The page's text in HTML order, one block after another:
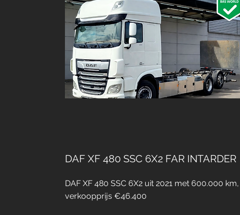
DAF XF 480 SSC 6X2 FAR INTARDER
DAF XF 480 SSC 6X2 uit 2021 met 600.000 km,
verkoopprijs €46.400